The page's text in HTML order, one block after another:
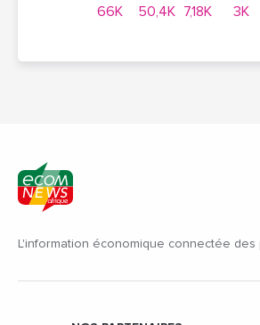
66K 50,4K 7,18K 3K
L'information économique connectée des